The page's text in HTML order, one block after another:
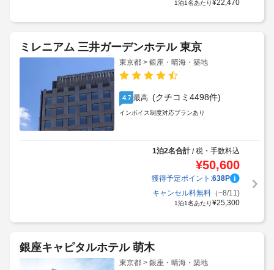
1泊1名あたり¥22,470
ミレニアム 三井ガーデンホテル 東京
東京都 > 銀座・晴海・築地
4.7 最高 (クチコミ4498件)
インボイス制度対応プランあり
1泊2名合計/税・手数料込
¥50,600
獲得予定ポイント:638P
キャンセル料無料（~8/11)
1泊1名あたり¥25,300
銀座キャピタルホテル 萌木
東京都 > 銀座・晴海・築地